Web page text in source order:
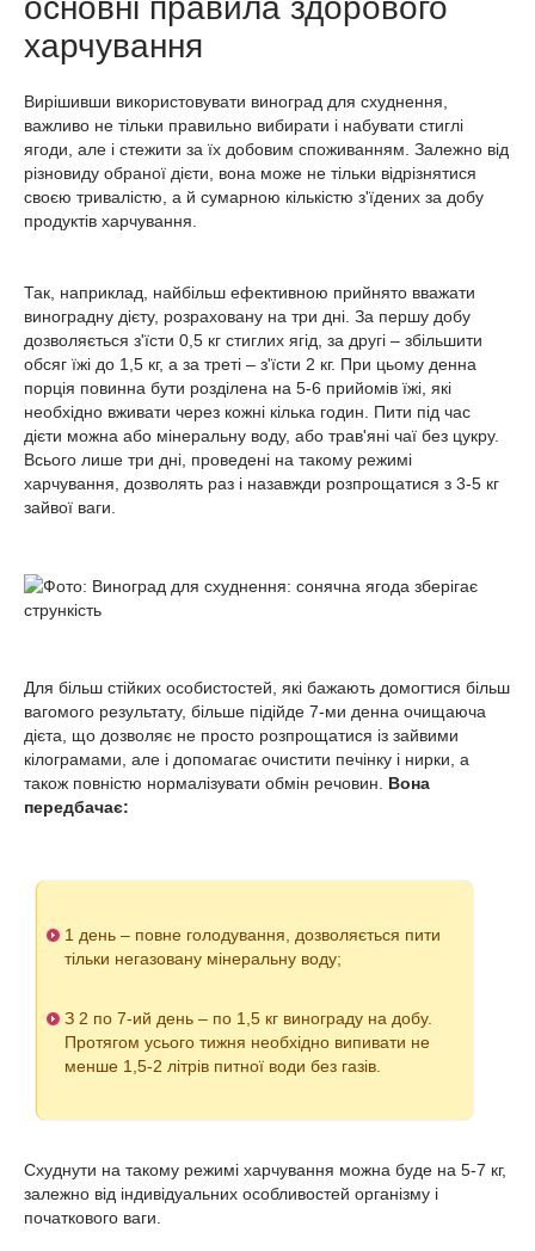
основні правила здорового
харчування
Вирішивши використовувати виноград для схуднення,
важливо не тільки правильно вибирати і набувати стиглі
ягоди, але і стежити за їх добовим споживанням. Залежно від
різновиду обраної дієти, вона може не тільки відрізнятися
своєю тривалістю, а й сумарною кількістю з'їдених за добу
продуктів харчування.
Так, наприклад, найбільш ефективною прийнято вважати
виноградну дієту, розраховану на три дні. За першу добу
дозволяється з'їсти 0,5 кг стиглих ягід, за другі – збільшити
обсяг їжі до 1,5 кг, а за треті – з'їсти 2 кг. При цьому денна
порція повинна бути розділена на 5-6 прийомів їжі, які
необхідно вживати через кожні кілька годин. Пити під час
дієти можна або мінеральну воду, або трав'яні чаї без цукру.
Всього лише три дні, проведені на такому режимі
харчування, дозволять раз і назавжди розпрощатися з 3-5 кг
зайвої ваги.
Для більш стійких особистостей, які бажають домогтися більш
вагомого результату, більше підійде 7-ми денна очищаюча
дієта, що дозволяє не просто розпрощатися із зайвими
кілограмами, але і допомагає очистити печінку і нирки, а
також повністю нормалізувати обмін речовин. Вона
передбачає:
1 день – повне голодування, дозволяється пити
тільки негазовану мінеральну воду;
З 2 по 7-ий день – по 1,5 кг винограду на добу.
Протягом усього тижня необхідно випивати не
менше 1,5-2 літрів питної води без газів.
Схуднути на такому режимі харчування можна буде на 5-7 кг,
залежно від індивідуальних особливостей організму і
початкового ваги.